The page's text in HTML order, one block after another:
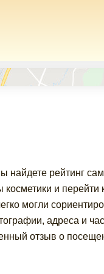
найдете рейтинг
и перейти
могли
адреса и
отзыв о